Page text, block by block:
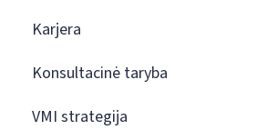
Karjera
Konsultacinė taryba
VMI strategija